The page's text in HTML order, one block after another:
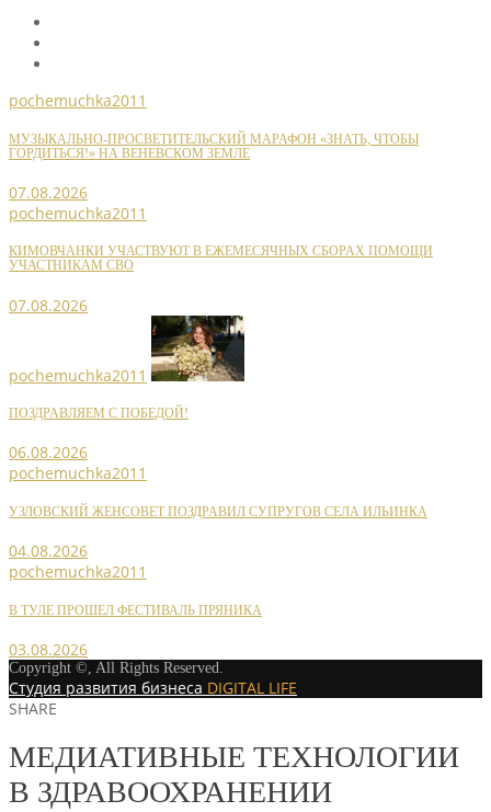
pochemuchka2011
МУЗЫКАЛЬНО-ПРОСВЕТИТЕЛЬСКИЙ МАРАФОН «ЗНАТЬ, ЧТОБЫ
ГОРДИТЬСЯ!» НА ВЕНЕВСКОМ ЗЕМЛЕ
07.08.2026
pochemuchka2011
КИМОВЧАНКИ УЧАСТВУЮТ В ЕЖЕМЕСЯЧНЫХ СБОРАХ ПОМОЩИ
УЧАСТНИКАМ СВО
07.08.2026
pochemuchka2011
ПОЗДРАВЛЯЕМ С ПОБЕДОЙ!
06.08.2026
pochemuchka2011
УЗЛОВСКИЙ ЖЕНСОВЕТ ПОЗДРАВИЛ СУПРУГОВ СЕЛА ИЛЬИНКА
04.08.2026
pochemuchka2011
В ТУЛЕ ПРОШЕЛ ФЕСТИВАЛЬ ПРЯНИКА
03.08.2026
Copyright ©, All Rights Reserved.
Студия развития бизнеса DIGITAL LIFE
SHARE
МЕДИАТИВНЫЕ ТЕХНОЛОГИИ
В ЗДРАВООХРАНЕНИИ